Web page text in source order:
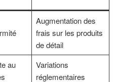
Augmentation des
frais sur les produits
de détail
au
Variations
réglementaires